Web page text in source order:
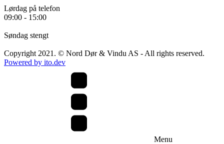
Lørdag på telefon
09:00 - 15:00
Søndag stengt
Copyright 2021. © Nord Dør & Vindu AS - All rights reserved.
Powered by ito.dev
Menu
Ytterdører
Inngangsdører
Skyvedører
Skyvedører i aluminium
PVC Skyvedører
TRE Skyvedører
Foldedører
Aluminium foldedører
Kontorvegge
Innglassing
Zip Screen